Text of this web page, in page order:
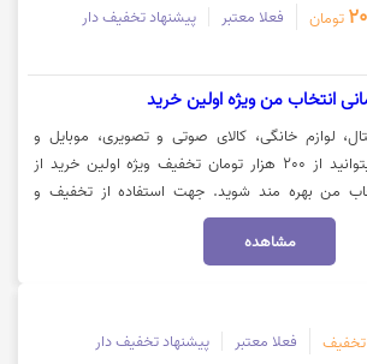
تومان فعلا معتبر پیشنهاد تخفیف دار
لوازم خانگی، کالای صوتی و تصویری، موبایل و
تجهیزات جانبی و… میتوانید از 200 هزار تومان تخفیف ویژه اولین خرید از
من بهره مند شوید. جهت استفاده از تخفیف و
"خرید کنید" کلیک نمایید.
مشاهده
تخفیف فعلا معتبر پیشنهاد تخفیف دار